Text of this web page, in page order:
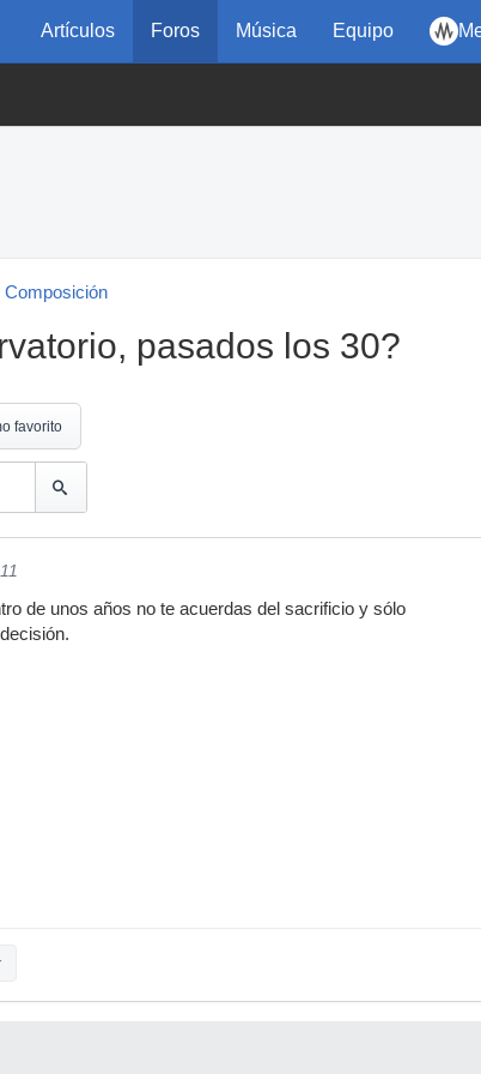
Artículos Foros Música Equipo
Composición
pasados los 30?
favorito
de unos años no te acuerdas del sacrificio y sólo